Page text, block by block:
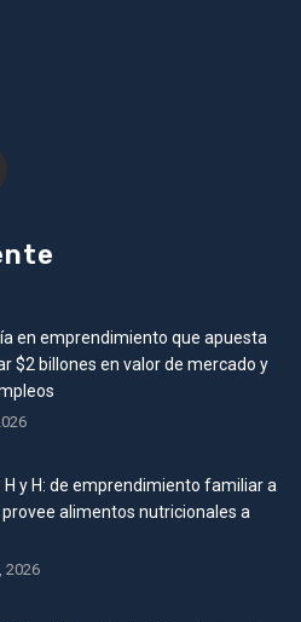
en emprendimiento que apuesta
$2 billones en valor de mercado y
y H: de emprendimiento familiar a
alimentos nutricionales a
2026